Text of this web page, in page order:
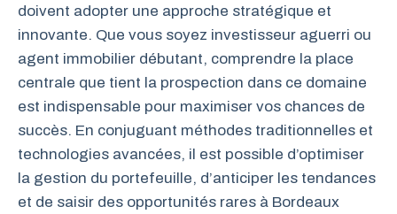
doivent adopter une approche stratégique et
innovante. Que vous soyez investisseur aguerri ou
agent immobilier débutant, comprendre la place
centrale que tient la prospection dans ce domaine
est indispensable pour maximiser vos chances de
succès. En conjuguant méthodes traditionnelles et
technologies avancées, il est possible d’optimiser
la gestion du portefeuille, d’anticiper les tendances
et de saisir des opportunités rares à Bordeaux